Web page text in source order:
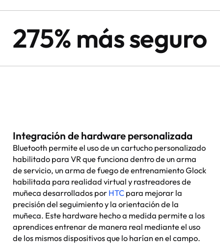
275% más seguro
Integración de hardware personalizada
Bluetooth permite el uso de un cartucho personalizado
habilitado para VR que funciona dentro de un arma
de servicio, un arma de fuego de entrenamiento Glock
habilitada para realidad virtual y rastreadores de
muñeca desarrollados por HTC para mejorar la
precisión del seguimiento y la orientación de la
muñeca. Este hardware hecho a medida permite a los
aprendices entrenar de manera real mediante el uso
de los mismos dispositivos que lo harían en el campo.